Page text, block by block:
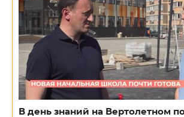
В день знаний на Вертолетном